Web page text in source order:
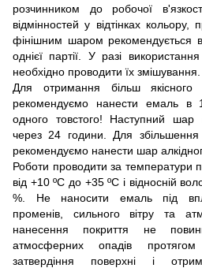
розчинником до робочої
відмінностей у відтінках
фінішним шаром рекомендується
однієї партії. У разі
необхідно проводити їх змішування.
Для отримання більш якісного
рекомендуємо нанести емаль в
одного товстого! Наступний
через 24 години. Для збільшення
рекомендуємо нанести шар
Роботи проводити за температури
від +10 ºС до +35 ºС і відносній
%. Не наносити емаль під
променів, сильного вітру та
нанесення покриття не
атмосферних опадів
затвердіння поверхні і